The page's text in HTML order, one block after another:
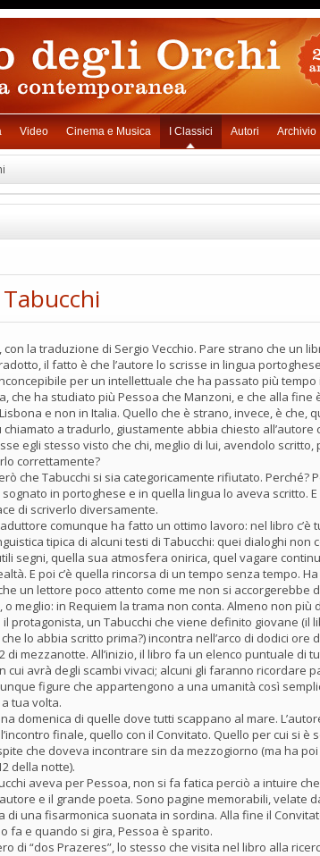
Video Cinema e Musica I Classici Autori Archivio
con la traduzione di Sergio Vecchio. Pare strano che un
il fatto è che l’autore lo scrisse in lingua
per un intellettuale che ha passato più tempo
che ha studiato più Pessoa che Manzoni, e che alla fine
e non in Italia. Quello che è strano, invece, è che,
chiamato a tradurlo, giustamente abbia chiesto all’autore
egli stesso visto che chi, meglio di lui, avendolo scritto,
correttamente?
che Tabucchi si sia categoricamente rifiutato. Perché?
sognato in portoghese e in quella lingua lo aveva scritto.
di scriverlo diversamente.
comunque ha fatto un ottimo lavoro: nel libro c’è
tipica di alcuni testi di Tabucchi: quei dialoghi non
segni, quella sua atmosfera onirica, quel vagare
E poi c’è quella rincorsa di un tempo senza tempo.
un lettore poco attento come me non si accorgerebbe
meglio: in Requiem la trama non conta. Almeno non più
protagonista, un Tabucchi che viene definito giovane (il
lo abbia scritto prima?) incontra nell’arco di dodici ore
di mezzanotte. All’inizio, il libro fa un elenco puntuale di
cui avrà degli scambi vivaci; alcuni gli faranno ricordare
figure che appartengono a una umanità così
tua volta.
domenica di quelle dove tutti scappano al mare.
finale, quello con il Convitato. Quello per cui si è
che doveva incontrare sin da mezzogiorno (ma ha
della notte).
aveva per Pessoa, non si fa fatica perciò a intuire che
e il grande poeta. Sono pagine memorabili, velate
di una fisarmonica suonata in sordina. Alla fine il
fa e quando si gira, Pessoa è sparito.
di “dos Prazeres”, lo stesso che visita nel libro alla